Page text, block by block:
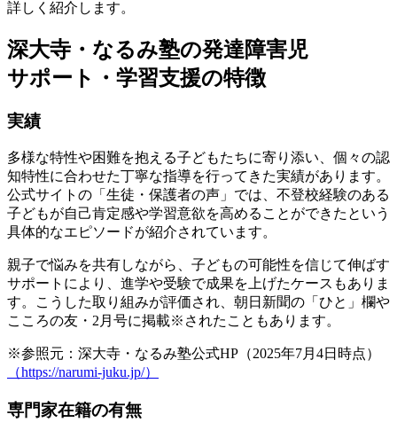
詳しく紹介します。
深大寺・なるみ塾の発達障害児
サポート・学習支援の特徴
実績
多様な特性や困難を抱える子どもたちに寄り添い、個々の認
知特性に合わせた丁寧な指導を行ってきた実績があります。
公式サイトの「生徒・保護者の声」では、不登校経験のある
子どもが自己肯定感や学習意欲を高めることができたという
具体的なエピソードが紹介されています。
親子で悩みを共有しながら、子どもの可能性を信じて伸ばす
サポートにより、進学や受験で成果を上げたケースもありま
す。こうした取り組みが評価され、 朝日新聞の「ひと」欄や
こころの友・2月号に掲載※されたこともあります。
※参照元：深大寺・なるみ塾公式HP（2025年7月4日時点）
（https://narumi-juku.jp/）
専門家在籍の有無